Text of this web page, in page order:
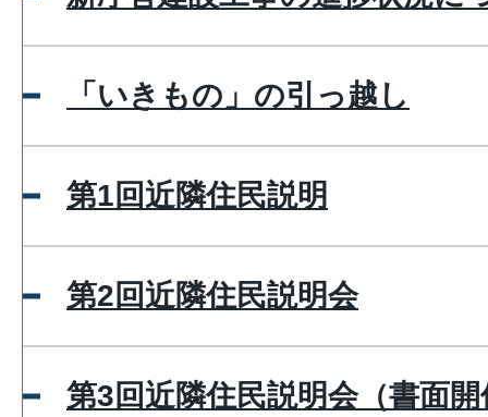
「いきもの」の引っ越し
第1回近隣住民説明
第2回近隣住民説明会
第3回近隣住民説明会（書面開